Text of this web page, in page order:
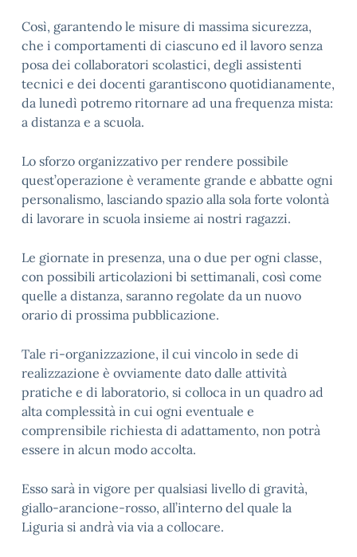
Così, garantendo le misure di massima sicurezza,
che i comportamenti di ciascuno ed il lavoro senza
posa dei collaboratori scolastici, degli assistenti
tecnici e dei docenti garantiscono quotidianamente,
da lunedì potremo ritornare ad una frequenza mista:
a distanza e a scuola.
Lo sforzo organizzativo per rendere possibile
quest’operazione è veramente grande e abbatte ogni
personalismo, lasciando spazio alla sola forte volontà
di lavorare in scuola insieme ai nostri ragazzi.
Le giornate in presenza, una o due per ogni classe,
con possibili articolazioni bi settimanali, così come
quelle a distanza, saranno regolate da un nuovo
orario di prossima pubblicazione.
Tale ri-organizzazione, il cui vincolo in sede di
realizzazione è ovviamente dato dalle attività
pratiche e di laboratorio, si colloca in un quadro ad
alta complessità in cui ogni eventuale e
comprensibile richiesta di adattamento, non potrà
essere in alcun modo accolta.
Esso sarà in vigore per qualsiasi livello di gravità,
giallo-arancione-rosso, all’interno del quale la
Liguria si andrà via via a collocare.